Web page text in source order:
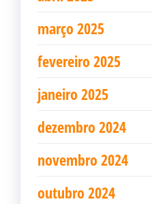
março 2025
fevereiro 2025
janeiro 2025
dezembro 2024
novembro 2024
outubro 2024